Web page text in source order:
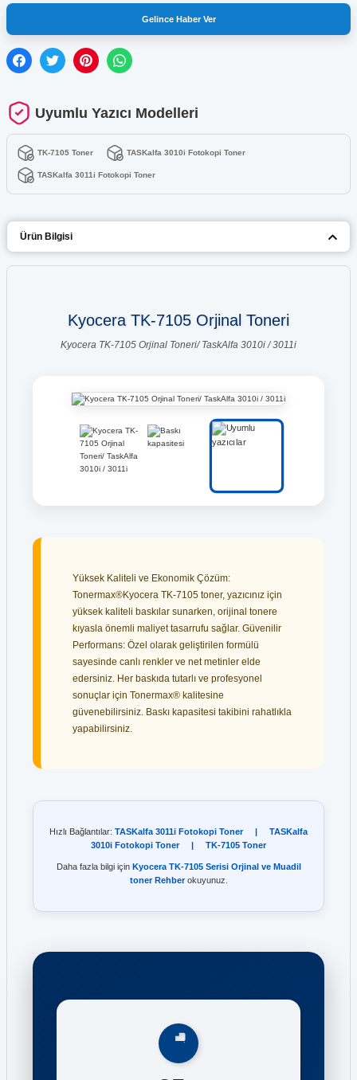
Gelince Haber Ver
Uyumlu Yazıcı Modelleri
TK-7105 Toner TASKalfa 3010i Fotokopi Toner
TASKalfa 3011i Fotokopi Toner
Ürün Bilgisi
Kyocera TK-7105 Orjinal Toneri
Kyocera TK-7105 Orjinal Toneri/ TaskAlfa 3010i / 3011i
Yüksek Kaliteli ve Ekonomik Çözüm:
Tonermax®Kyocera TK-7105 toner, yazıcınız için
yüksek kaliteli baskılar sunarken, orijinal tonere
kıyasla önemli maliyet tasarrufu sağlar. Güvenilir
Performans: Özel olarak geliştirilen formülü
sayesinde canlı renkler ve net metinler elde
edersiniz. Her baskıda tutarlı ve profesyonel
sonuçlar için Tonermax® kalitesine
güvenebilirsiniz. Baskı kapasitesi takibini rahatlıkla
yapabilirsiniz.
Hızlı Bağlantılar: TASKalfa 3011i Fotokopi Toner |
TASKalfa
3010i Fotokopi Toner
| TK-7105 Toner
Daha fazla bilgi için Kyocera TK-7105 Serisi Orjinal ve Muadil
toner Rehberokuyunuz.